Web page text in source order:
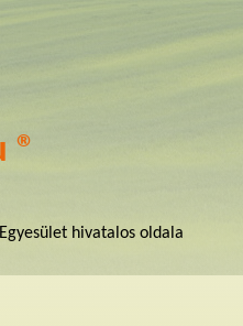
®
hivatalos oldala